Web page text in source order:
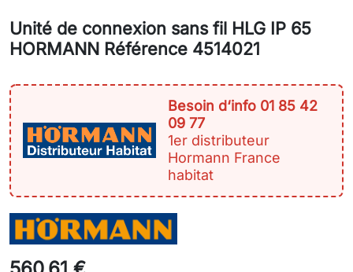
Unité de connexion sans fil HLG IP 65
HORMANN Référence 4514021
Besoin d‘info 01 85 42
09 77
1er distributeur
Hormann France
habitat